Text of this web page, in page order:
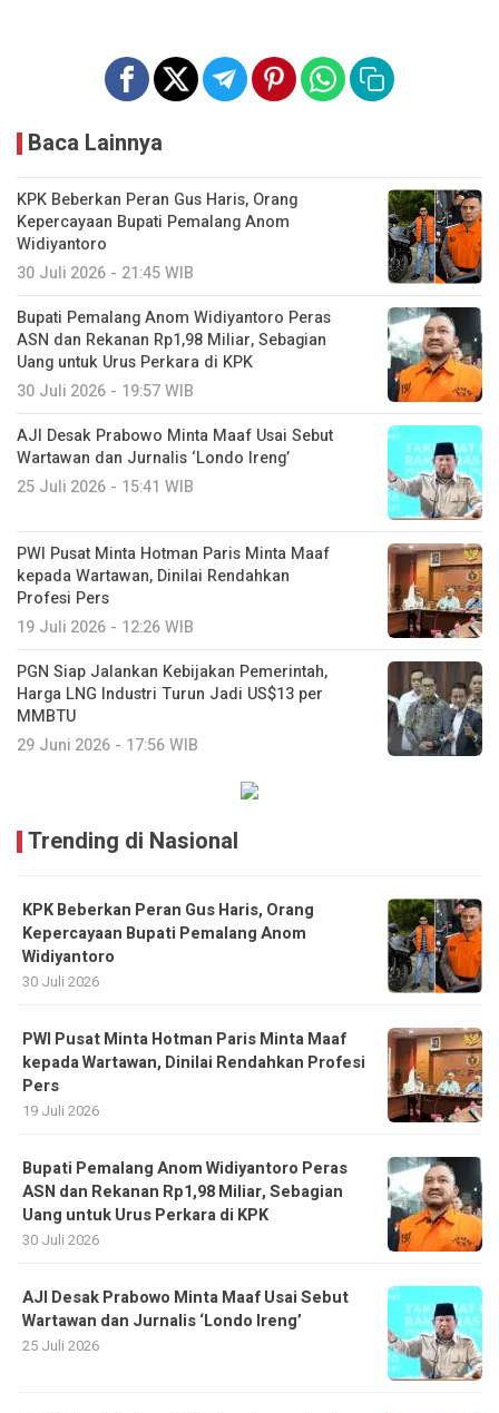
Baca Lainnya
KPK Beberkan Peran Gus Haris, Orang
Kepercayaan Bupati Pemalang Anom
Widiyantoro
30 Juli 2026 - 21:45 WIB
Bupati Pemalang Anom Widiyantoro Peras
ASN dan Rekanan Rp1,98 Miliar, Sebagian
Uang untuk Urus Perkara di KPK
30 Juli 2026 - 19:57 WIB
AJI Desak Prabowo Minta Maaf Usai Sebut
Wartawan dan Jurnalis ‘Londo Ireng’
25 Juli 2026 - 15:41 WIB
PWI Pusat Minta Hotman Paris Minta Maaf
kepada Wartawan, Dinilai Rendahkan
Profesi Pers
19 Juli 2026 - 12:26 WIB
PGN Siap Jalankan Kebijakan Pemerintah,
Harga LNG Industri Turun Jadi US$13 per
MMBTU
29 Juni 2026 - 17:56 WIB
Trending di Nasional
KPK Beberkan Peran Gus Haris, Orang
Kepercayaan Bupati Pemalang Anom
Widiyantoro
30 Juli 2026
PWI Pusat Minta Hotman Paris Minta Maaf
kepada Wartawan, Dinilai Rendahkan Profesi
Pers
19 Juli 2026
Bupati Pemalang Anom Widiyantoro Peras
ASN dan Rekanan Rp1,98 Miliar, Sebagian
Uang untuk Urus Perkara di KPK
30 Juli 2026
AJI Desak Prabowo Minta Maaf Usai Sebut
Wartawan dan Jurnalis ‘Londo Ireng’
25 Juli 2026